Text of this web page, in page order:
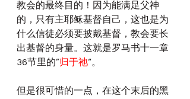
教会的最终目的！因为能满足父神
的，只有主耶稣基督自己，这也是为
什么信徒必须要披戴基督，教会要长
出基督的身量。这就是罗马书十一章
36节里的”归于祂“。
但是很可惜的一点，在这个末后的黑